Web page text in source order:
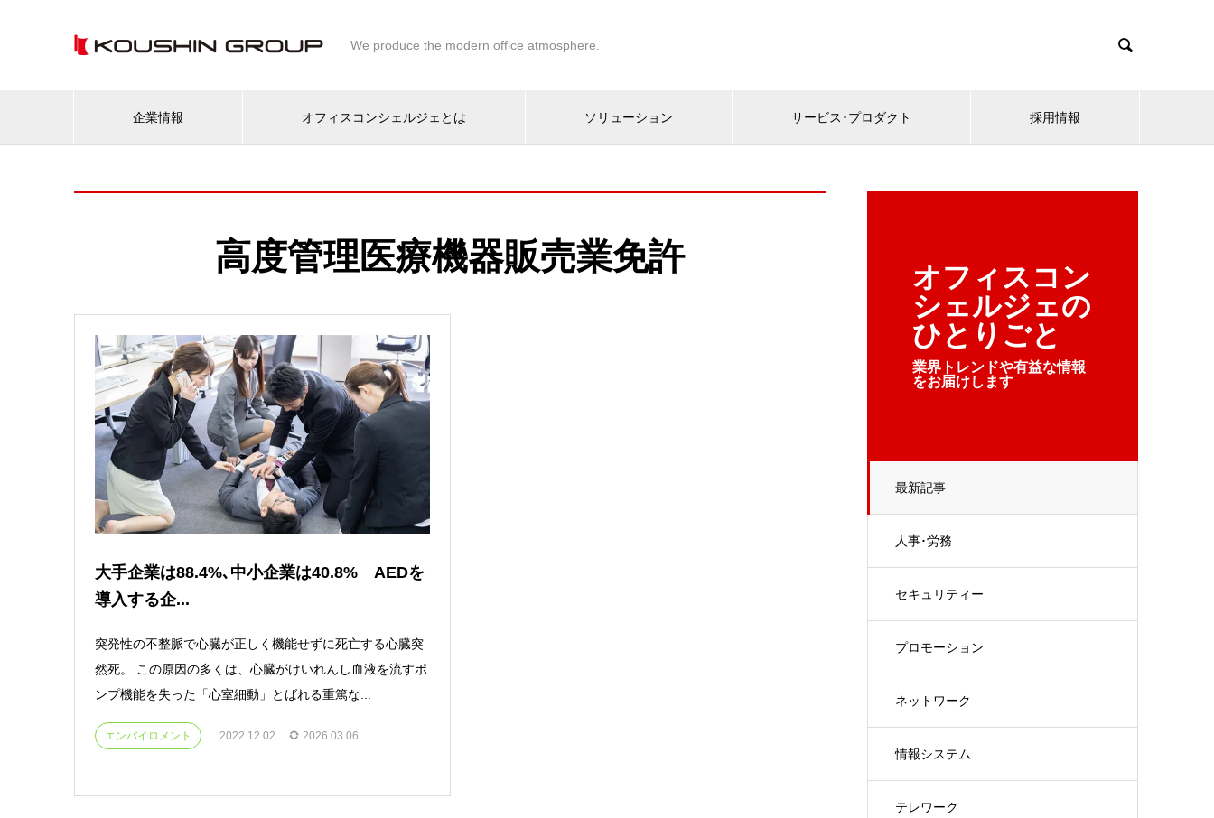
We produce the modern office atmosphere. 
企業情報 オフィスコンシェルジェとは ソリューション サービス･プロダクト 採用情報
オフィスコン
シェルジェの
ひとりごと
業界トレンドや有益な情報
をお届けします
最新記事
人事･労務
セキュリティー
プロモーション
ネットワーク
情報システム
テレワーク
高度管理医療機器販売業免許
大手企業は88.4%､中小企業は40.8% AEDを
導入する企...
突発性の不整脈で心臓が正しく機能せずに死亡する心臓突
然死。 この原因の多くは、心臓がけいれんし血液を流すポ
ンプ機能を失った「心室細動」とばれる重篤な...
エンバイロメント 2022.12.02 2026.03.06